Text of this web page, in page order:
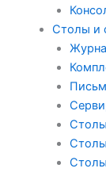
Столы и